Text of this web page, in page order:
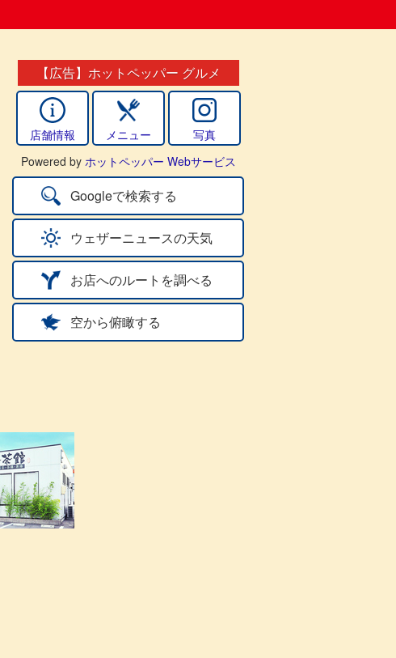
【広告】ホットペッパー グルメ
店舗情報 メニュー
写真
Powered by ホットペッパー Webサービス
Googleで検索する
ウェザーニュースの天気
お店へのルートを調べる
空から俯瞰する